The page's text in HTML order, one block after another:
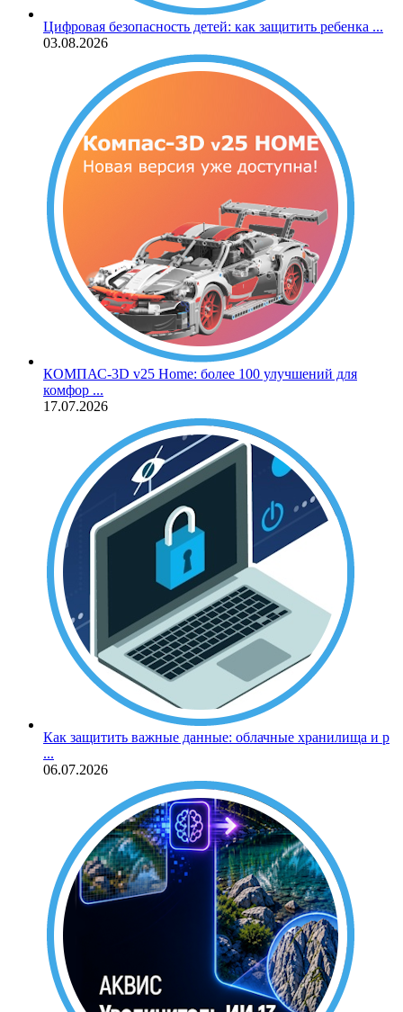
Цифровая безопасность детей: как защитить ребенка ...
03.08.2026
КОМПАС‑3D v25 Home: более 100 улучшений для
комфор ...
17.07.2026
Как защитить важные данные: облачные хранилища и р
...
06.07.2026